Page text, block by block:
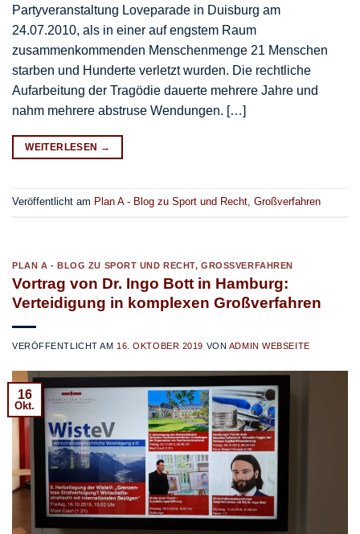
Partyveranstaltung Loveparade in Duisburg am
24.07.2010, als in einer auf engstem Raum
zusammenkommenden Menschenmenge 21 Menschen
starben und Hunderte verletzt wurden. Die rechtliche
Aufarbeitung der Tragödie dauerte mehrere Jahre und
nahm mehrere abstruse Wendungen. […]
WEITERLESEN →
Veröffentlicht am Plan A - Blog zu Sport und Recht Großverfahren
PLAN A - BLOG ZU SPORT UND RECHT,GROSSVERFAHREN
Vortrag von Dr. Ingo Bott in Hamburg:
Verteidigung in komplexen Großverfahren
VERÖFFENTLICHT AM 16. OKTOBER 2019 VON ADMIN WEBSEITE
16
Okt.